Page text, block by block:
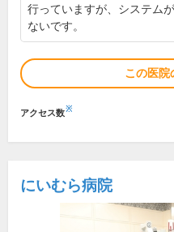
行っていますが、システム
ないです。
この医院
アクセス数※
にいむら病院